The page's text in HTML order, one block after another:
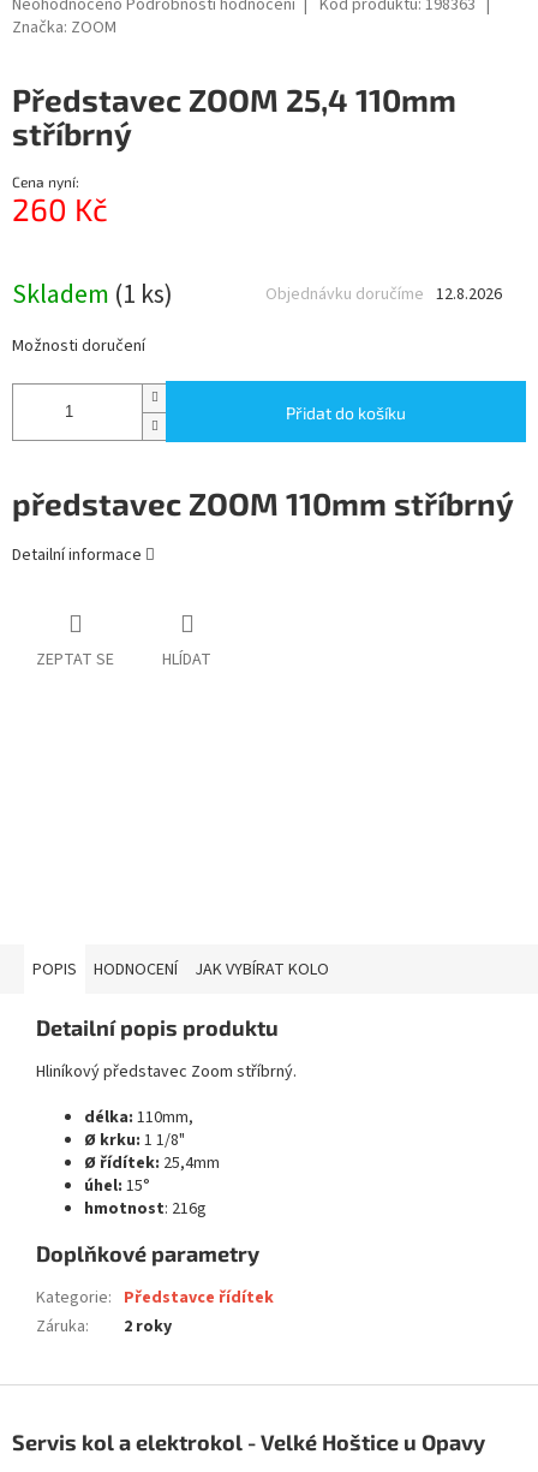
hodnocení
0,0
z
5
Neohodnoceno Podrobnosti hodnocení Kód produktu: 198363
Značka: ZOOM
Představec ZOOM 25,4 110mm
stříbrný
Cena nyní:
260 Kč
Skladem (1 ks) 12.8.2026
Objednávku doručíme
Možnosti doručení
Přidat do košíku
představec ZOOM 110mm stříbrný
Detailní informace
ZEPTAT SE HLÍDAT
POPIS HODNOCENÍ JAK VYBÍRAT KOLO
Detailní popis produktu
Hliníkový představec Zoom stříbrný.
délka: 110mm,
Ø krku: 1 1/8"
Ø řídítek: 25,4mm
úhel: 15°
hmotnost: 216g
Doplňkové parametry
Kategorie: Představce řídítek
Záruka: 2 roky
pServis kol a elektrokol - Velké Hoštice u Opavy